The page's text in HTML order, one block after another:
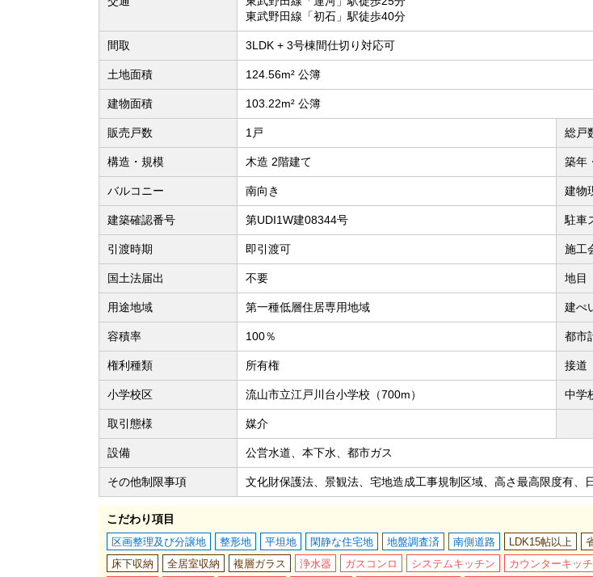
東武野田線「初石」駅徒歩40分
間取 3LDK + 3号棟間仕切り対応可
土地面積 124.56m² 公簿
建物面積 103.22m² 公簿
販売戸数 1戸 総戸
構造・規模 木造 2階建て 築年
バルコニー 南向き 建物
建築確認番号 第UDI1W建08344号 駐車
引渡時期 即引渡可 施工
国土法届出 不要 地目
用途地域 第一種低層住居専用地域 建ぺ
容積率 100％ 都市
権利種類 所有権 接道
小学校区 流山市立江戸川台小学校（700m） 中学
取引態様 媒介
設備 公営水道、本下水、都市ガス
その他制限事項 文化財保護法、景観法、宅地造成工事規制区域、高さ最高限度有、
こだわり項目
区画整理及び分譲地 整形地 平坦地 閑静な住宅地 地盤調査済 南側道路 LDK15帖以上
床下収納
全居室収納 複層ガラス 浄水器 ガスコンロ システムキッチン カウンターキッ